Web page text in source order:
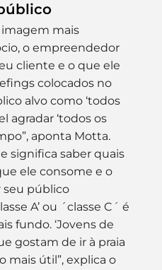
mais
o empreendedor
cliente e o que ele
colocados no
alvo como ‘todos
agradar ‘todos os
aponta Motta.
significa saber quais
ele consome e o
seu público
A’ ou ´classe C´ é
fundo. ‘Jovens de
gostam de ir à praia
mais útil”, explica o